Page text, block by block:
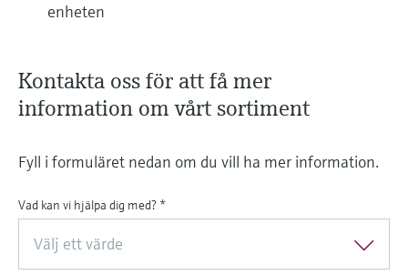
enheten
Kontakta oss för att få mer
information om vårt sortiment
Fyll i formuläret nedan om du vill ha mer information.
Vad kan vi hjälpa dig med? *
Välj ett värde